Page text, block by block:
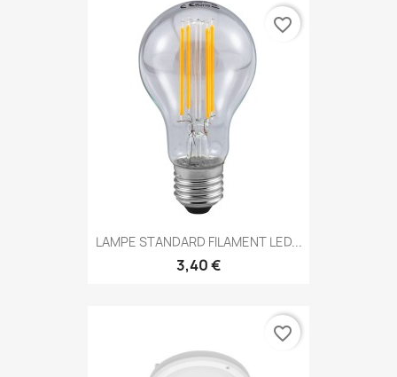
LAMPE STANDARD FILAMENT LED...
3,40 €
favorite_border
favorite_border